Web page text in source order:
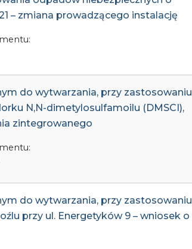
– zmiana prowadzącego instalację
do wytwarzania, przy zastosowaniu
N,N-dimetylosulfamoilu (DMSCI),
zintegrowanego
do wytwarzania, przy zastosowaniu
przy ul. Energetyków 9 – wniosek o